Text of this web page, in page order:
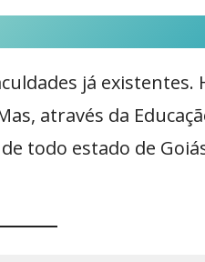
já existentes.
através da
todo estado de